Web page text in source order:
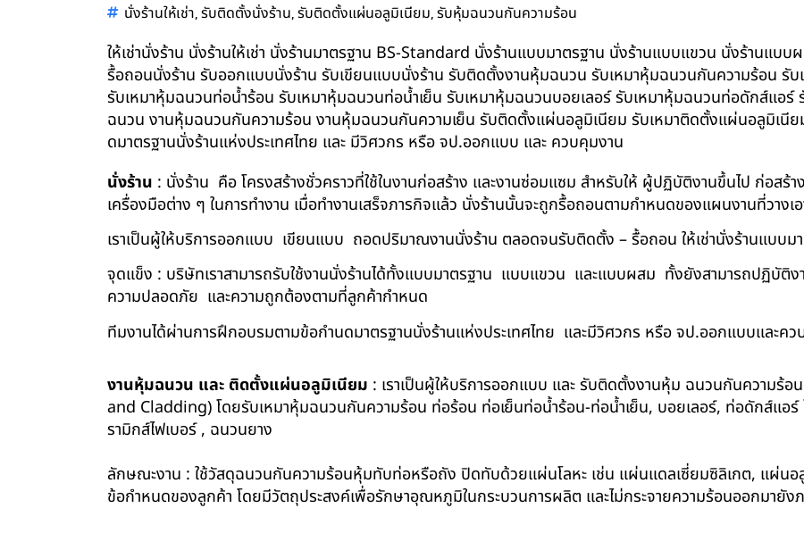
นั่งร้านให้เช่า,รับติดตั้งนั่งร้าน,รับติดตั้งแผ่นอลูมิเนียม,รับหุ้มฉนวนกันความร้อน
ให้เช่านั่งร้าน นั่งร้านให้เช่า นั่งร้านมาตรฐาน BS-Standard นั่งร้านแบบมาตรฐาน นั่งร้านแบบแขวน นั่งร้านแบ
รื้อถอนนั่งร้าน รับออกแบบนั่งร้าน รับเขียนแบบนั่งร้าน รับติดตั้งงานหุ้มฉนวน รับเหมาหุ้มฉนวนกันความร้อน รั
รับเหมาหุ้มฉนวนท่อน้ำร้อน รับเหมาหุ้มฉนวนท่อน้ำเย็น รับเหมาหุ้มฉนวนบอยเลอร์ รับเหมาหุ้มฉนวนท่อดักส์แอ
ฉนวน งานหุ้มฉนวนกันความร้อน งานหุ้มฉนวนกันความเย็น รับติดตั้งแผ่นอลูมิเนียม รับเหมาติดตั้งแผ่นอลูมิเนี
ดมาตรฐานนั่งร้านแห่งประเทศไทย และ มีวิศวกร หรือ จป.ออกแบบ และ ควบคุมงาน
นั่งร้าน : นั่งร้าน คือ โครงสร้างชั่วคราวที่ใช้ในงานก่อสร้าง และงานซ่อมแซม สำหรับให้ ผู้ปฏิบัติงานขึ้นไป ก่อส
เครื่องมือต่าง ๆ ในการทำงาน เมื่อทำงานเสร็จภารกิจแล้ว นั่งร้านนั้นจะถูกรื้อถอนตามกำหนดของแผนงานที่วางเ
เราเป็นผู้ให้บริการออกแบบ เขียนแบบ ถอดปริมาณงานนั่งร้าน ตลอดจนรับติดตั้ง – รื้อถอน ให้เช่านั่งร้านแบบม
จุดแข็ง : บริษัทเราสามารถรับใช้งานนั่งร้านได้ทั้งแบบมาตรฐาน แบบแขวน และแบบผสม ทั้งยังสามารถปฏิบัติ
ความปลอดภัย และความถูกต้องตามที่ลูกค้ากำหนด
ทีมงานได้ผ่านการฝึกอบรมตามข้อกำนดมาตรฐานนั่งร้านแห่งประเทศไทย และมีวิศวกร หรือ จป.ออกแบบและคว
งานหุ้มฉนวน และ ติดตั้งแผ่นอลูมิเนียม : เราเป็นผู้ให้บริการออกแบบ และ รับติดตั้งงานหุ้ม ฉนวนกันความร้
and Cladding) โดยรับเหมาหุ้มฉนวนกันความร้อน ท่อร้อน ท่อเย็นท่อน้ำร้อน-ท่อน้ำเย็น, บอยเลอร์, ท่อดักส์แอร์
รามิกส์ไฟเบอร์ , ฉนวนยาง
ลักษณะงาน : ใช้วัสดุฉนวนกันความร้อนหุ้มทับท่อหรือถัง ปิดทับด้วยแผ่นโลหะ เช่น แผ่นแดลเซี่ยมซิลิเกต, แผ่นอ
ข้อกำหนดของลูกค้า โดยมีวัตถุประสงค์เพื่อรักษาอุณหภูมิในกระบวนการผลิต และไม่กระจายความร้อนออกมายั